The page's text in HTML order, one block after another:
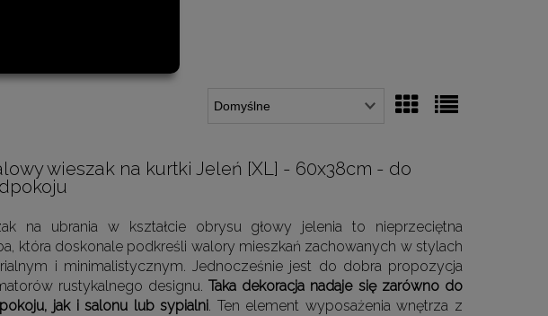
wieszak na kurtki Jeleń [XL] - 60x38cm - do
na ubrania w kształcie obrysu głowy jelenia to nieprzeciętna
która doskonale podkreśli walory mieszkań zachowanych w stylach
i minimalistycznym. Jednocześnie jest do dobra propozycja
rustykalnego designu.Taka dekoracja nadaje się zarówno do
jak i salonu lub sypialni. Ten element wyposażenia wnętrza z